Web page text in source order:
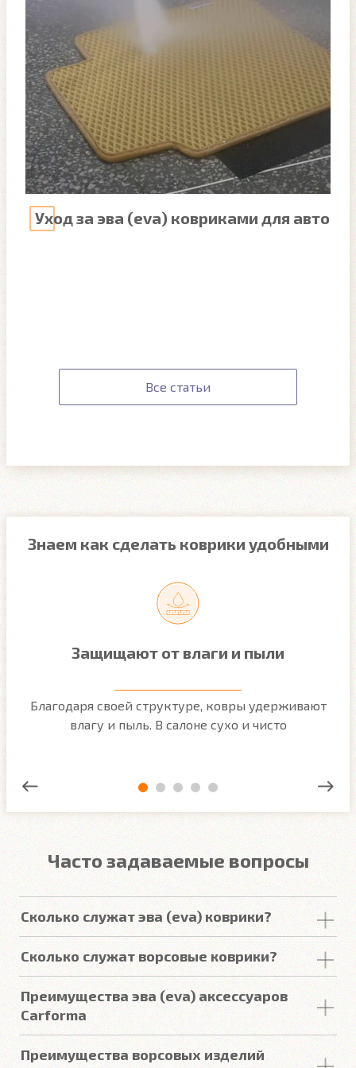
Уход за эва (eva) ковриками для авто
Все статьи
Знаем как сделать коврики удобными
Защищают от влаги и пыли
Благодаря своей структуре, ковры удерживают
влагу и пыль. В салоне сухо и чисто
Часто задаваемые вопросы
Сколько служат эва (eva) коврики?
покрытий изЕВА в среднем составляет 2-3
.
увеличивающие срок службы.
Сколько служат ворсовые коврики?
составляет от 2 до 5лет. У некоторых наших
клиентовони прослужили более 10
увеличивающие срокслужбы .
Преимущества эва (eva) аксессуаров
Carforma
Российский качественный материал
Преимущества ворсовых изделий